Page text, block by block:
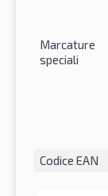
Marcature
speciali
Codice EAN